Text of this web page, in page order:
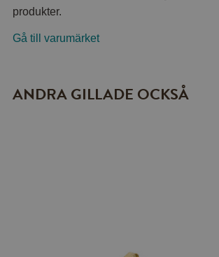
produkter.
Gå till varumärket
ANDRA GILLADE OCKSÅ